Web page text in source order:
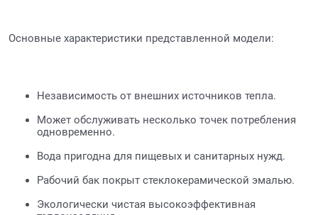
Основные характеристики представленной модели:
Независимость от внешних источников тепла.
Может обслуживать несколько точек потребления
одновременно.
Вода пригодна для пищевых и санитарных нужд.
Рабочий бак покрыт стеклокерамической эмалью.
Экологически чистая высокоэффективная